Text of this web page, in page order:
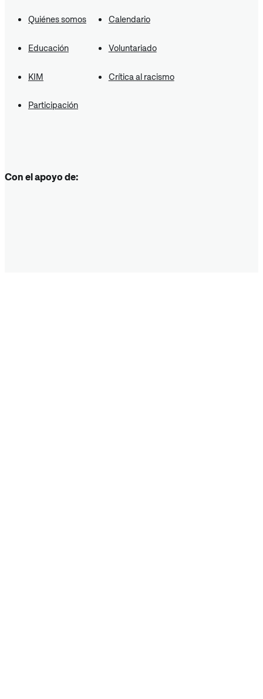
Quiénes somos Calendario
Educación Voluntariado
KIM Crítica al racismo
Participación
Con el apoyo de: